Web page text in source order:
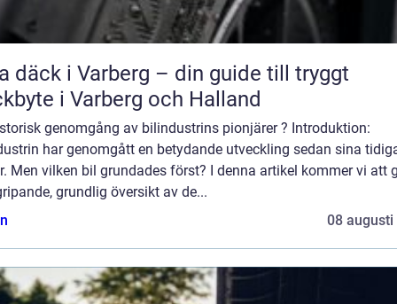
däck i Varberg – din guide till tryggt
i Varberg och Halland
genomgång av bilindustrins pionjärer ? Introduktion:
har genomgått en betydande utveckling sedan sina
Men vilken bil grundades först? I denna artikel kommer vi att
grundlig översikt av de...
08 augusti